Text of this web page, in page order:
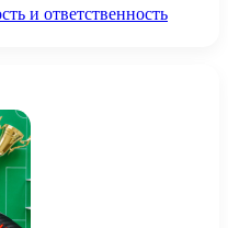
и ответственность